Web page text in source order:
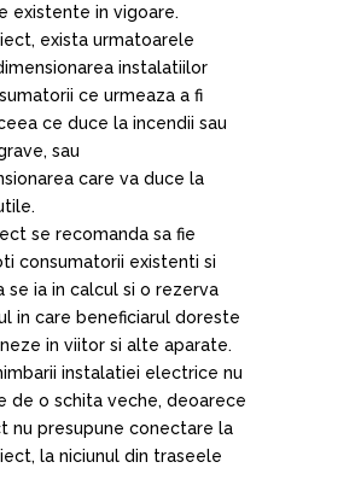
existente in vigoare.
exista urmatoarele
instalatiilor
ce urmeaza a fi
ce duce la incendii sau
sau
care va duce la
se recomanda sa fie
consumatorii existenti si
se ia in calcul si o rezerva
in care beneficiarul doreste
in viitor si alte aparate.
instalatiei electrice nu
de o schita veche, deoarece
nu presupune conectare la
la niciunul din traseele